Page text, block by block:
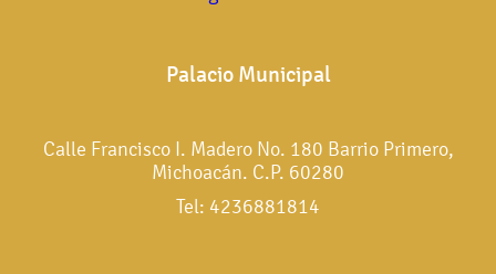
Palacio Municipal
Calle Francisco I. Madero No. 180 Barrio Primero,
Michoacán. C.P. 60280
Tel: 4236881814